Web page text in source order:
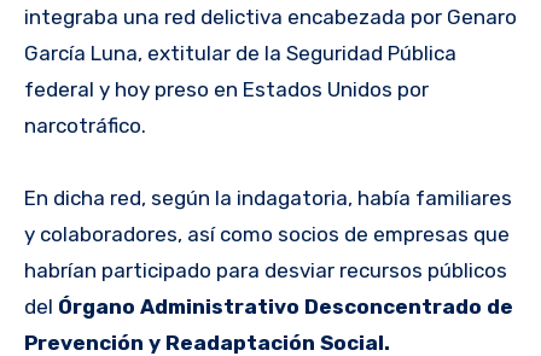
integraba una red delictiva encabezada por Genaro
García Luna, extitular de la Seguridad Pública
federal y hoy preso en Estados Unidos por
narcotráfico.
En dicha red, según la indagatoria, había familiares
y colaboradores, así como socios de empresas que
habrían participado para desviar recursos públicos
del Órgano Administrativo Desconcentrado de
Prevención y Readaptación Social.